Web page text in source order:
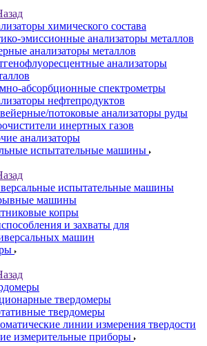
химического состава
эмиссионные анализаторы металлов
анализаторы металлов
анализаторы
абсорбционные спектрометры
нефтепродуктов
потоковые анализаторы руды
инертных газов
анализаторы
испытательные машины
испытательные машины
машины
копры
и захваты для
машин
твердомеры
твердомеры
линии измерения твердости
измерительные приборы